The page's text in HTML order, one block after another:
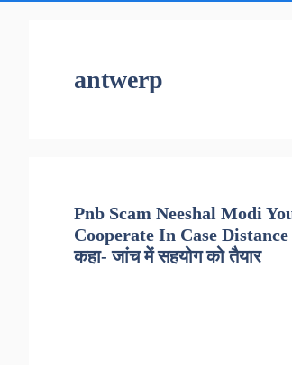
antwerp
Pnb Scam Neeshal Modi
Cooperate In Case Distance
कहा- जांच में सहयोग को तैयार